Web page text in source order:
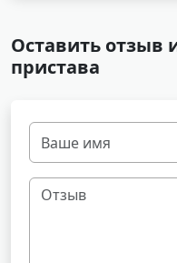
Оставить отзыв
пристава